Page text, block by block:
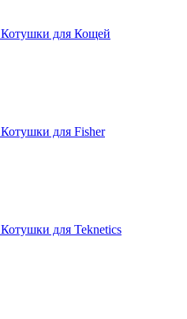
Котушки для Кощей
Котушки для Fisher
Котушки для Teknetics